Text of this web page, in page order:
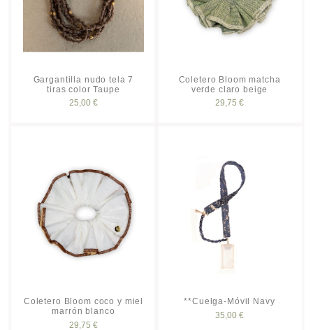
Gargantilla nudo tela 7
tiras color Taupe
25,00 €
Coletero Bloom matcha
verde claro beige
29,75 €
Coletero Bloom coco y miel
marrón blanco
29,75 €
**Cuelga-Móvil Navy
35,00 €